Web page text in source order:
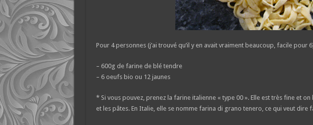
Pour 4 personnes (j’ai trouvé qu’il y en avait vraiment beaucoup, facile pour
– 600g de farine de blé tendre
– 6 oeufs bio ou 12 jaunes
* Si vous pouvez, prenez la farine italienne « type 00 ». Elle est très fine et
et les pâtes. En Italie, elle se nomme farina di grano tenero, ce qui veut dire